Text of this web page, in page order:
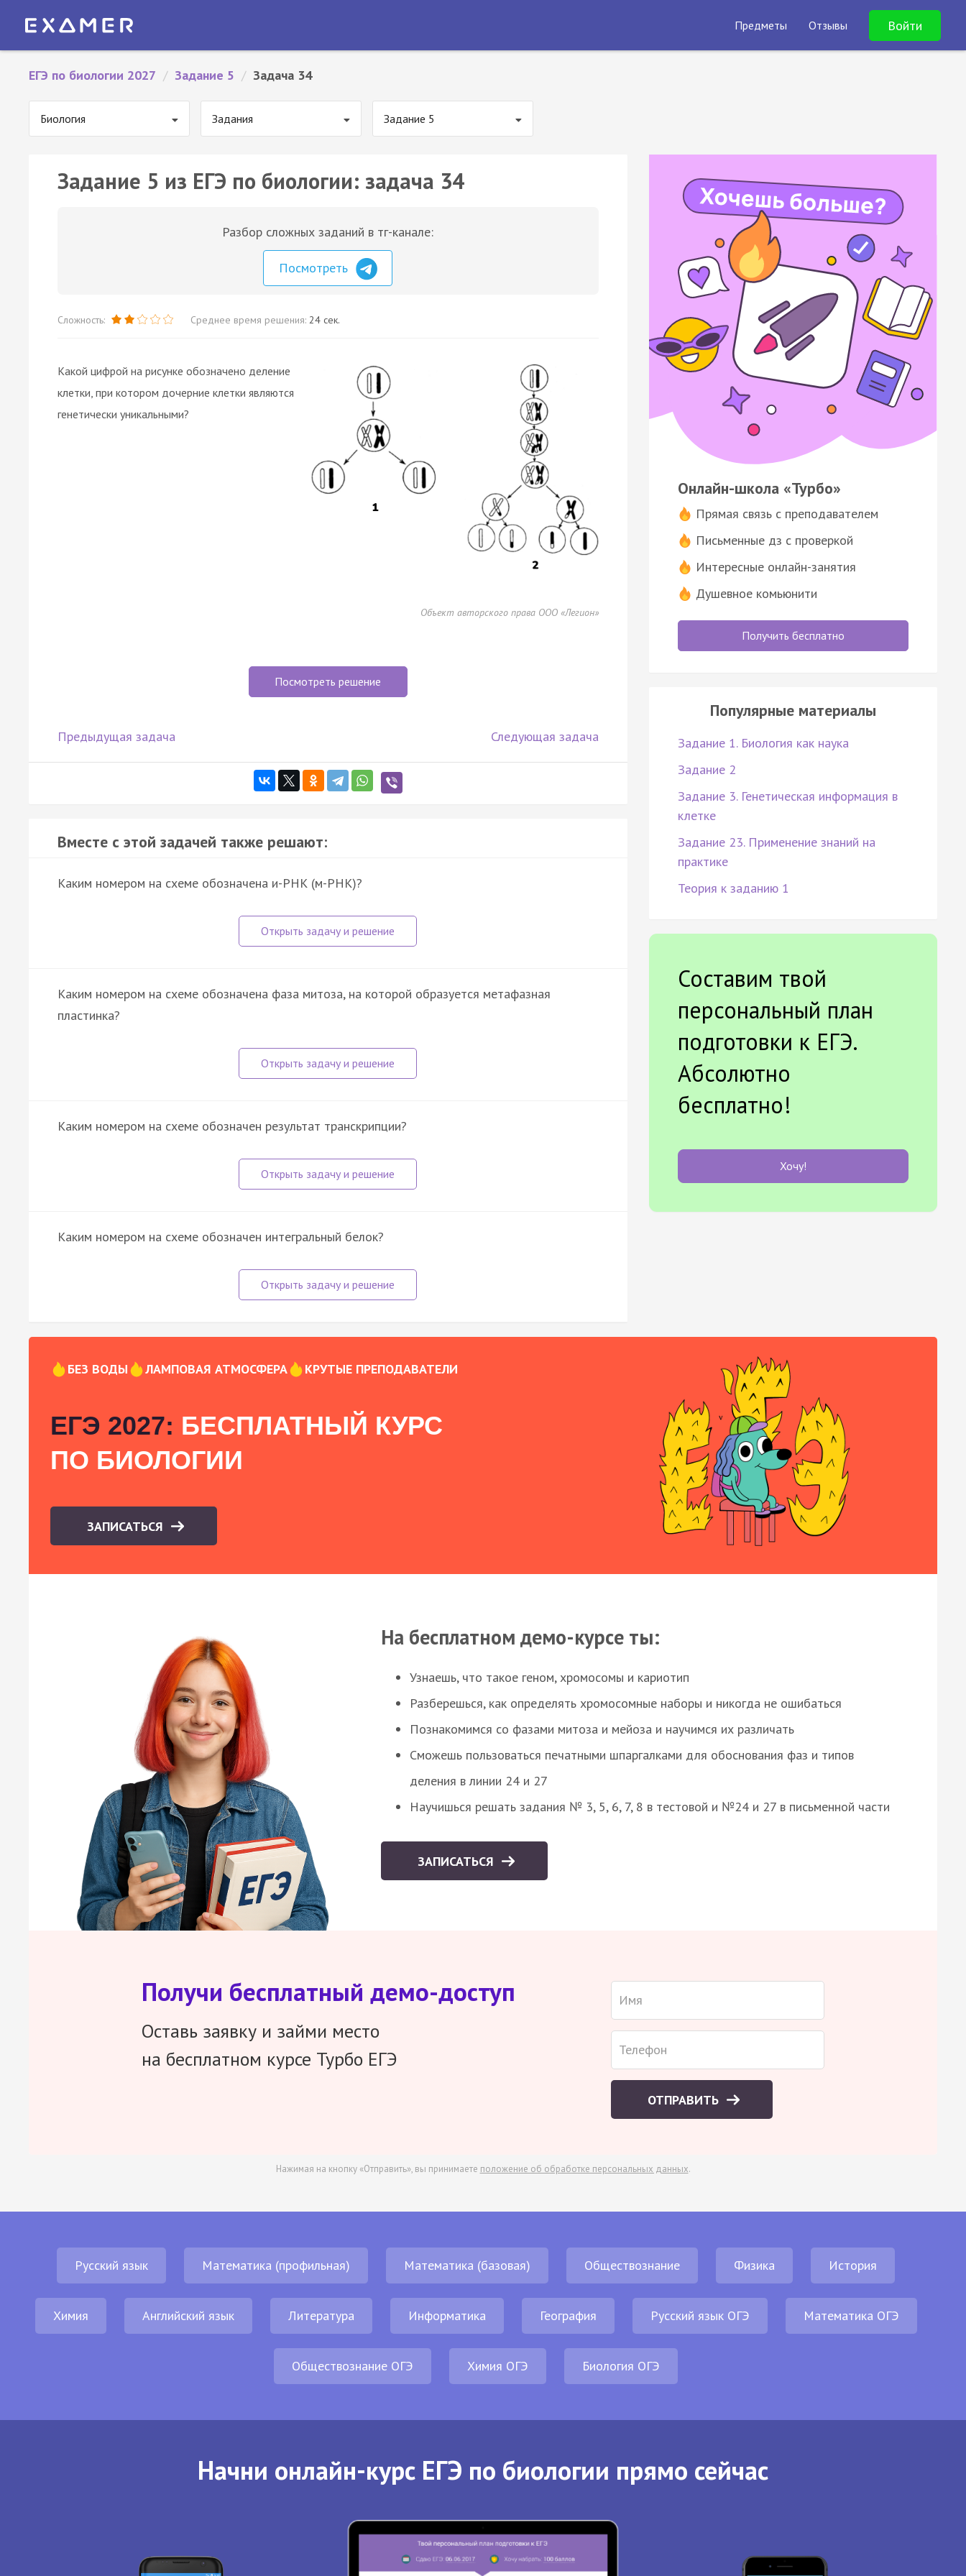
Предметы Отзывы Войти
ЕГЭ по биологии 2027 / Задание 5 / Задача 34
Биология Задания Задание 5
Задание 5 из ЕГЭ по биологии: задача 34
Разбор сложных заданий в тг-канале:
Посмотреть
Сложность: Среднее время решения: 24 сек.
Какой цифрой на рисунке обозначено деление
клетки, при котором дочерние клетки являются
генетически уникальными?
Объект авторского права ООО «Легион»
Посмотреть решение
Предыдущая задача Следующая задача
Вместе с этой задачей также решают:
Каким номером на схеме обозначена и-РНК (м-РНК)?
Каким номером на схеме обозначена фаза митоза, на которой образуется метафазная
пластинка?
Каким номером на схеме обозначен результат транскрипции?
Каким номером на схеме обозначен интегральный белок?
Онлайн-школа «Турбо»
Прямая связь с преподавателем
Письменные дз с проверкой
Интересные онлайн-занятия
Душевное комьюнити
Получить бесплатно
Популярные материалы
Задание 1. Биология как наука
Задание 2
Задание 3. Генетическая информация в
клетке
Задание 23. Применение знаний на
практике
Теория к заданию 1
Составим твой
персональный план
подготовки к ЕГЭ.
Абсолютно
бесплатно!
Хочу!
БЕЗ ВОДЫ ЛАМПОВАЯ АТМОСФЕРА КРУТЫЕ ПРЕПОДАВАТЕЛИ
ЕГЭ 2027: БЕСПЛАТНЫЙ КУРС
ПО БИОЛОГИИ
ЗАПИСАТЬСЯ
На бесплатном демо-курсе ты:
Узнаешь, что такое геном, хромосомы и кариотип
Разберешься, как определять хромосомные наборы и никогда не ошибаться
Познакомимся со фазами митоза и мейоза и научимся их различать
Сможешь пользоваться печатными шпаргалками для обоснования фаз и типов
деления в линии 24 и 27
Научишься решать задания № 3, 5, 6, 7, 8 в тестовой и №24 и 27 в письменной части
ЗАПИСАТЬСЯ
Получи бесплатный демо-доступ
Оставь заявку и займи место
на бесплатном курсе Турбо ЕГЭ
ОТПРАВИТЬ
Нажимая на кнопку «Отправить», вы принимаете положение об обработке персональных данных.
Русский язык Математика (профильная) Математика (базовая) Обществознание Физика История
Химия Английский язык Литература Информатика География Русский язык ОГЭ Математика ОГЭ
Обществознание ОГЭ Химия ОГЭ Биология ОГЭ
Начни онлайн-курс ЕГЭ по биологии прямо сейчас